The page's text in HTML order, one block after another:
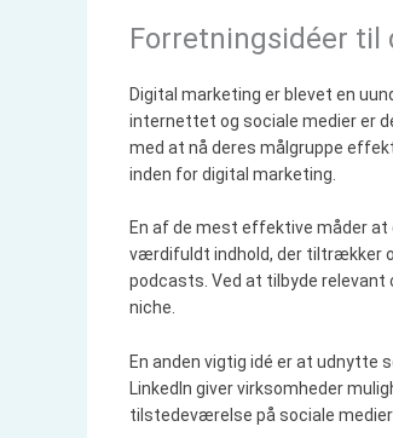
Forretningsidéer til
Digital marketing er blevet en
internettet og sociale medier er
med at nå deres målgruppe
inden for digital marketing.
En af de mest effektive måder at
værdifuldt indhold, der tiltrækker
podcasts. Ved at tilbyde relevant
niche.
En anden vigtig idé er at udnytte
LinkedIn giver virksomheder
tilstedeværelse på sociale